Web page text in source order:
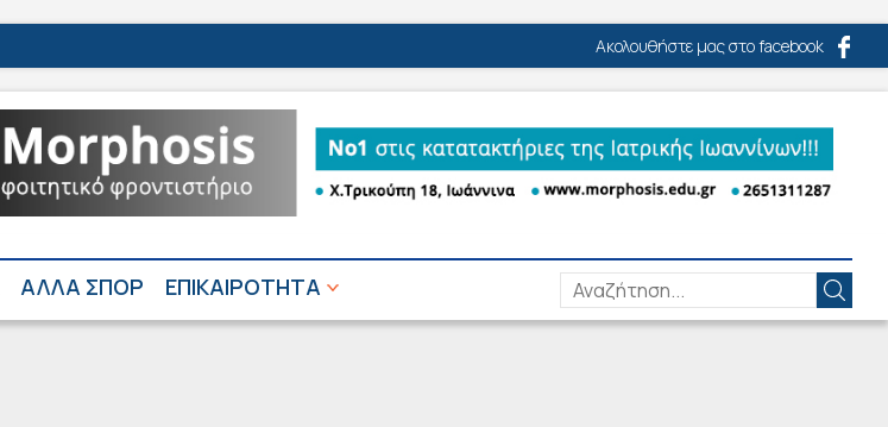
Ακολουθήστε μας στο facebook
ΑΛΛΑ ΣΠΟΡ ΕΠΙΚΑΙΡΟΤΗΤΑ